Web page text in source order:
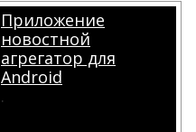
Приложение
новостной
агрегатор для
Android
.